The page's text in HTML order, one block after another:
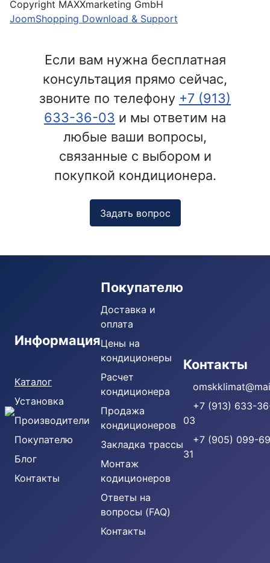
Copyright MAXXmarketing GmbH
JoomShopping Download & Support
Если вам нужна бесплатная
консультация прямо сейчас,
звоните по телефону +7 (913)
633-36-03 и мы ответим на
любые ваши вопросы,
связанные с выбором и
покупкой кондиционера.
Задать вопрос
Информация
Каталог
Установка
Производители
Покупателю
Блог
Контакты
Покупателю
Доставка и
оплата
Цены на
кондиционеры
Расчет
кондиционера
Продажа
кондиционеров
Закладка трассы
Монтаж
кодиционеров
Ответы на
вопросы (FAQ)
Контакты
Контакты
+7 (913) 633-
03
+7 (905) 099-
31